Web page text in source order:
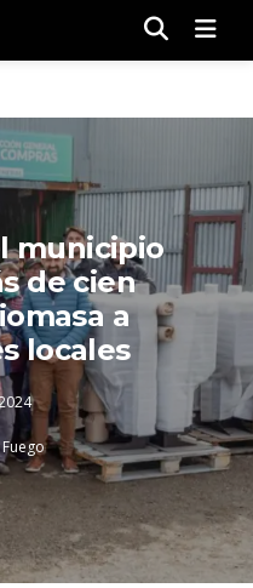
municipio
de cien
a
locales